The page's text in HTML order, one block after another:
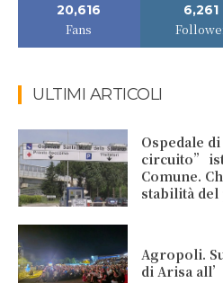
20,616
Fans
6,261
ULTIMI ARTICOLI
Ospedale
circuito”
Comune.
stabilità
Agropoli.
di Arisa